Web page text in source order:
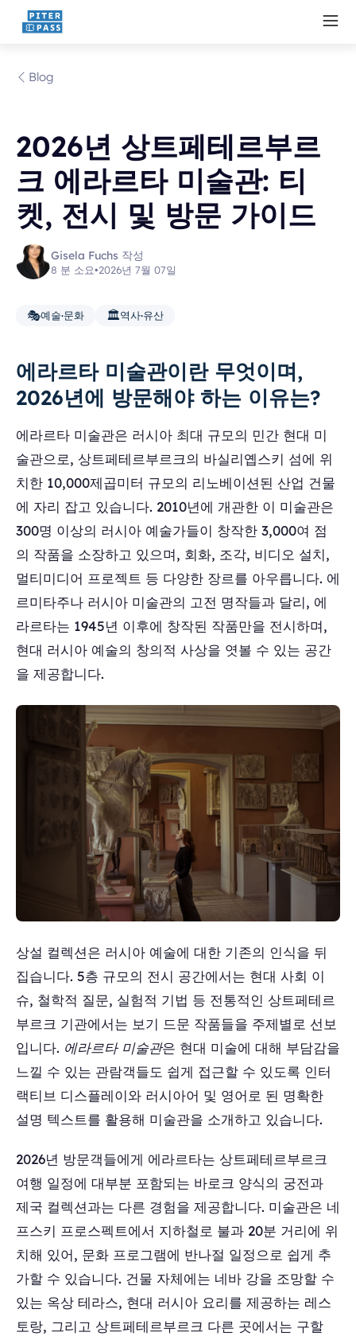
Blog
2026년 상트페테르부르
크 에라르타 미술관: 티
켓, 전시 및 방문 가이드
Gisela Fuchs 작성
8 분 소요•2026년 7월 07일
🎭예술·문화 🏛️역사·유산
에라르타 미술관이란 무엇이며,
2026년에 방문해야 하는 이유는?
에라르타 미술관은 러시아 최대 규모의 민간 현대 미
술관으로, 상트페테르부르크의 바실리옙스키 섬에 위
치한 10,000제곱미터 규모의 리노베이션된 산업 건물
에 자리 잡고 있습니다. 2010년에 개관한 이 미술관은
300명 이상의 러시아 예술가들이 창작한 3,000여 점
의 작품을 소장하고 있으며, 회화, 조각, 비디오 설치,
멀티미디어 프로젝트 등 다양한 장르를 아우릅니다. 에
르미타주나 러시아 미술관의 고전 명작들과 달리, 에
라르타는 1945년 이후에 창작된 작품만을 전시하며,
현대 러시아 예술의 창의적 사상을 엿볼 수 있는 공간
을 제공합니다.
상설 컬렉션은 러시아 예술에 대한 기존의 인식을 뒤
집습니다. 5층 규모의 전시 공간에서는 현대 사회 이
슈, 철학적 질문, 실험적 기법 등 전통적인 상트페테르
부르크 기관에서는 보기 드문 작품들을 주제별로 선보
입니다. 에라르타 미술관은 현대 미술에 대해 부담감을
느낄 수 있는 관람객들도 쉽게 접근할 수 있도록 인터
랙티브 디스플레이와 러시아어 및 영어로 된 명확한
설명 텍스트를 활용해 미술관을 소개하고 있습니다.
2026년 방문객들에게 에라르타는 상트페테르부르크
여행 일정에 대부분 포함되는 바로크 양식의 궁전과
제국 컬렉션과는 다른 경험을 제공합니다. 미술관은 네
프스키 프로스펙트에서 지하철로 불과 20분 거리에 위
치해 있어, 문화 프로그램에 반나절 일정으로 쉽게 추
가할 수 있습니다. 건물 자체에는 네바 강을 조망할 수
있는 옥상 테라스, 현대 러시아 요리를 제공하는 레스
토랑, 그리고 상트페테르부르크 다른 곳에서는 구할